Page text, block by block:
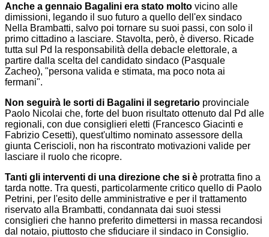
Anche a gennaio Bagalini era stato molto vicino alle
dimissioni, legando il suo futuro a quello dell'ex sindaco
Nella Brambatti, salvo poi tornare su suoi passi, con solo il
primo cittadino a lasciare. Stavolta, però, è diverso. Ricade
tutta sul Pd la responsabilità della debacle elettorale, a
partire dalla scelta del candidato sindaco (Pasquale
Zacheo), "persona valida e stimata, ma poco nota ai
fermani".
Non seguirà le sorti di Bagalini il segretario provinciale
Paolo Nicolai che, forte del buon risultato ottenuto dal Pd alle
regionali, con due consiglieri eletti (Francesco Giacinti e
Fabrizio Cesetti), quest'ultimo nominato assessore della
giunta Ceriscioli, non ha riscontrato motivazioni valide per
lasciare il ruolo che ricopre.
Tanti gli interventi di una direzione che si è protratta fino a
tarda notte. Tra questi, particolarmente critico quello di Paolo
Petrini, per l'esito delle amministrative e per il trattamento
riservato alla Brambatti, condannata dai suoi stessi
consiglieri che hanno preferito dimettersi in massa recandosi
dal notaio, piuttosto che sfiduciare il sindaco in Consiglio.